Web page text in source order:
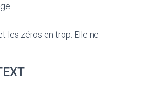
les zéros en trop. Elle ne